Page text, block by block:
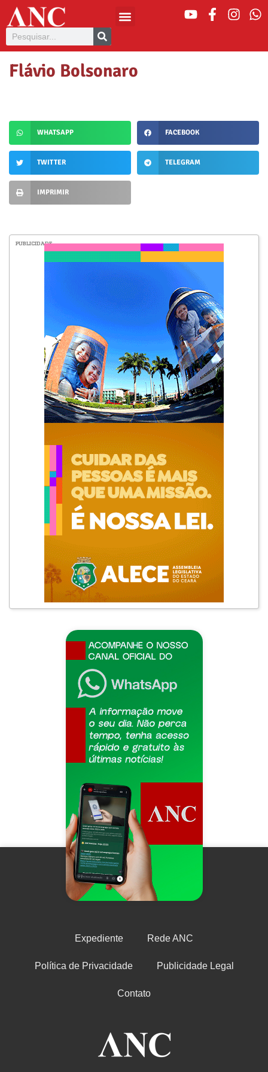
Flávio Bolsonaro
WHATSAPP FACEBOOK
TWITTER TELEGRAM
IMPRIMIR
PUBLICIDADE
Expediente Rede ANC
Política de Privacidade Publicidade Legal
Contato